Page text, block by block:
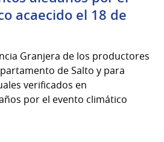
acaecido el 18 de
Granjera de los productores
de Salto y para
verificados en
por el evento climático